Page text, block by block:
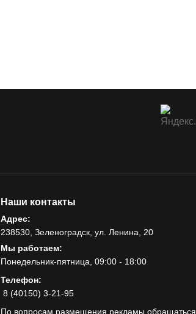
Наши контакты
Адрес:
238530, Зеленоградск, ул. Ленина, 20
Мы работаем:
Понедельник-пятница, 09:00 - 18:00
Телефон:
8 (40150) 3-21-95
По вопросам размещения рекламы обращаться